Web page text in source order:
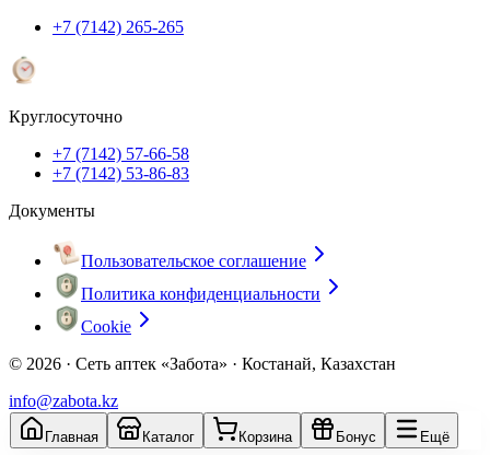
+7 (7142) 265-265
Круглосуточно
+7 (7142) 57-66-58
+7 (7142) 53-86-83
Документы
Пользовательское соглашение
Политика конфиденциальности
Cookie
© 2026 · Сеть аптек «Забота» · Костанай, Казахстан
info@zabota.kz
Главная Каталог Корзина Бонус Ещё